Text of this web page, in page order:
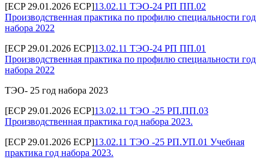
[ECP 29.01.2026 ECP]13.02.11 ТЭО-24 РП ПП.02
Производственная практика по профилю специальности год
набора 2022
[ECP 29.01.2026 ECP]13.02.11 ТЭО-24 РП ПП.01
Производственная практика по профилю специальности год
набора 2022
ТЭО- 25 год набора 2023
[ECP 29.01.2026 ECP]13.02.11 ТЭО -25 РП.ПП.03
Производственная практика год набора 2023.
[ECP 29.01.2026 ECP]13.02.11 ТЭО -25 РП.УП.01 Учебная
практика год набора 2023.